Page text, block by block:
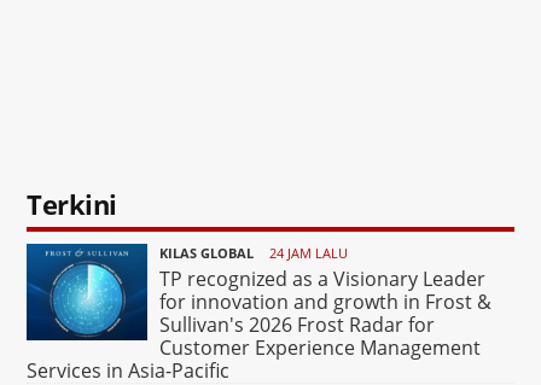
Terkini
KILAS GLOBAL 24 JAM LALU
TP recognized as a Visionary Leader
for innovation and growth in Frost &
Sullivan's 2026 Frost Radar for
Customer Experience Management
Services in Asia-Pacific